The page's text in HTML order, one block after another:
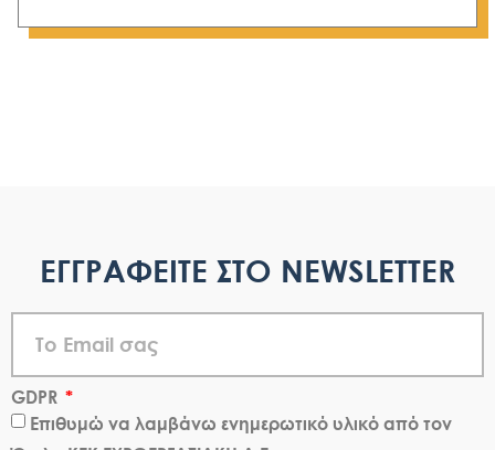
ΕΓΓΡΑΦΕΙΤΕ ΣΤΟ NEWSLETTER
GDPR
Επιθυμώ να λαμβάνω ενημερωτικό υλικό από τον